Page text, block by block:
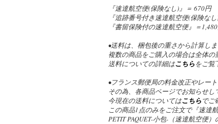
『速達航空便(保険なし)』＝ 670円
『追跡番号付き速達航空便(保険な
『書留保険付の速達航空便』＝
•送料は、梱包後の重さから計算しま
複数の商品をご購入の場合は全体の
送料についての詳細はこちらをご覧
•フランス郵便局の料金改正やレー
その為、各商品ページでお知らせし
今現在の送料についてはこちらでご
この商品1点のみをご注文で『速達
PETIT PAQUET-小包-（速達航空便